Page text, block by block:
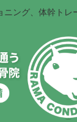
ング、体幹トレ